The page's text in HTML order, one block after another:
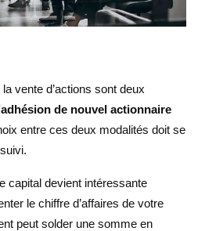
vente d’actions sont deux
de nouvel actionnaire
entre ces deux modalités doit se
capital devient intéressante
le chiffre d’affaires de votre
peut solder une somme en